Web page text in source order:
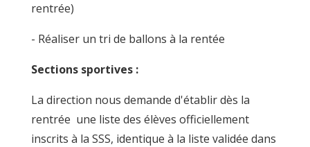
rentrée)
- Réaliser un tri de ballons à la rentée
Sections sportives :
La direction nous demande d'établir dès la
rentrée une liste des élèves officiellement
inscrits à la SSS, identique à la liste validée dans